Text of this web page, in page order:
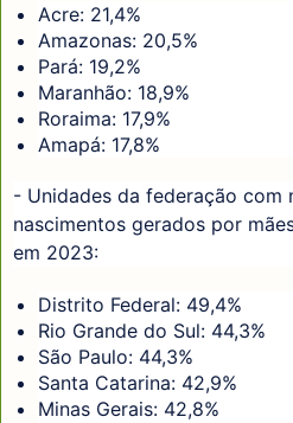
Acre: 21,4%
Amazonas: 20,5%
Pará: 19,2%
Maranhão: 18,9%
Roraima: 17,9%
Amapá: 17,8%
- Unidades da federação com
nascimentos gerados por
em 2023:
Distrito Federal: 49,4%
Rio Grande do Sul: 44,3%
São Paulo: 44,3%
Santa Catarina: 42,9%
Minas Gerais: 42,8%